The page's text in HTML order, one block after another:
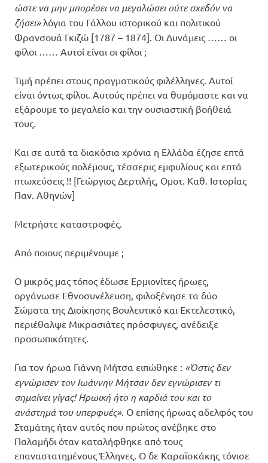
ώστε να μην μπορέσει να μεγαλώσει ούτε σχεδόν να
ζήσει»λόγια του Γάλλου ιστορικού και πολιτικού
Φρανσουά Γκιζώ [1787 – 1874]. Οι Δυνάμεις …… οι
φίλοι …… Αυτοί είναι οι φίλοι ;
Τιμή πρέπει στους πραγματικούς φιλέλληνες. Αυτοί
είναι όντως φίλοι. Αυτούς πρέπει να θυμόμαστε και να
εξάρουμε το μεγαλείο και την ουσιαστική βοήθειά
τους.
Και σε αυτά τα διακόσια χρόνια η Ελλάδα έζησε επτά
εξωτερικούς πολέμους, τέσσερις εμφυλίους και επτά
πτωχεύσεις !! [Γεώργιος Δερτιλής, Ομοτ. Καθ. Ιστορίας
Παν. Αθηνών]
Μετρήστε καταστροφές.
Από ποιους περιμένουμε ;
Ο μικρός μας τόπος έδωσε Ερμιονίτες ήρωες,
οργάνωσε Εθνοσυνέλευση, φιλοξένησε τα δύο
Σώματα της Διοίκησης Βουλευτικό και Εκτελεστικό,
περιέθαλψε Μικρασιάτες πρόσφυγες, ανέδειξε
προσωπικότητες.
Για τον ήρωα Γιάννη Μήτσα ειπώθηκε : «Όστις δεν
εγνώρισεν τον Ιωάννην Μήτσαν δεν εγνώρισεν τι
σημαίνει γίγας! Ηρωική ήτο η καρδιά του και το
ανάστημά του υπερφυές». Ο επίσης ήρωας αδελφός του
Σταμάτης ήταν αυτός που πρώτος ανέβηκε στο
Παλαμήδι όταν καταλήφθηκε από τους
επαναστατημένους Έλληνες. Ο δε Καραϊσκάκης τόνισε